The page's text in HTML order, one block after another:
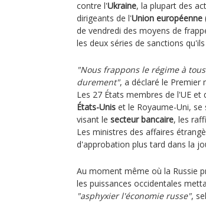
contre l'Ukraine, la plupart des
dirigeants de l'Union européenne
de vendredi des moyens de
les deux séries de sanctions
"Nous frappons le régime à
durement", a déclaré le Premier
Les 27 États membres de l'UE
États-Unis et le Royaume-Uni,
visant le secteur bancaire, les
Les ministres des affaires
d'approbation plus tard dans la
Au moment même où la Russie
les puissances occidentales
"asphyxier l'économie russe",